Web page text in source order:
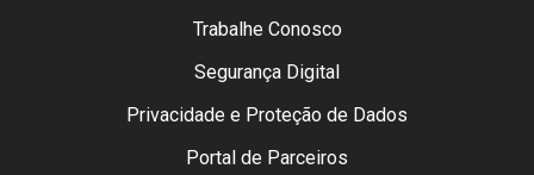
Trabalhe Conosco
Segurança Digital
Privacidade e Proteção de Dados
Portal de Parceiros